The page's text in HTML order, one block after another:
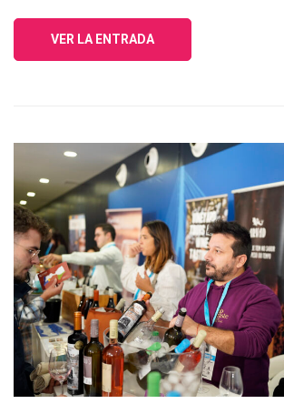
VER LA ENTRADA